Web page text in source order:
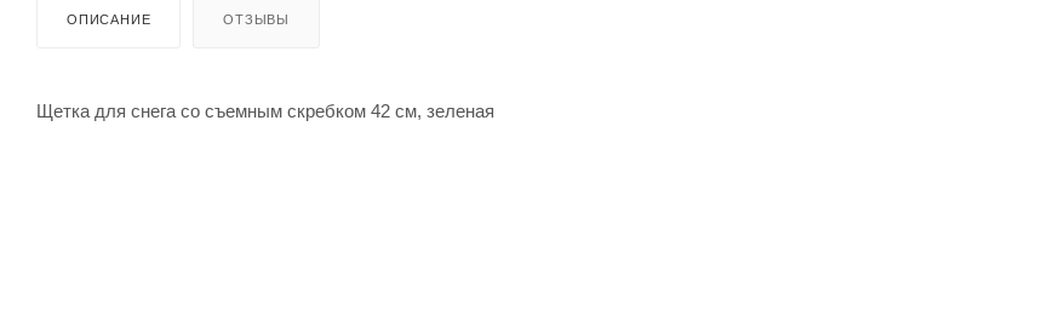
ОПИСАНИЕ ОТЗЫВЫ
Щетка для снега со съемным скребком 42 см, зеленая